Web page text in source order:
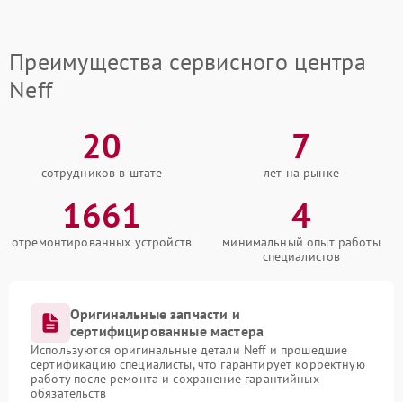
Преимущества сервисного центра
Neff
20
сотрудников в штате
7
лет на рынке
1661
отремонтированных устройств
4
минимальный опыт работы
специалистов
Оригинальные запчасти и
сертифицированные мастера
Используются оригинальные детали Neff и прошедшие
сертификацию специалисты, что гарантирует корректную
работу после ремонта и сохранение гарантийных
обязательств